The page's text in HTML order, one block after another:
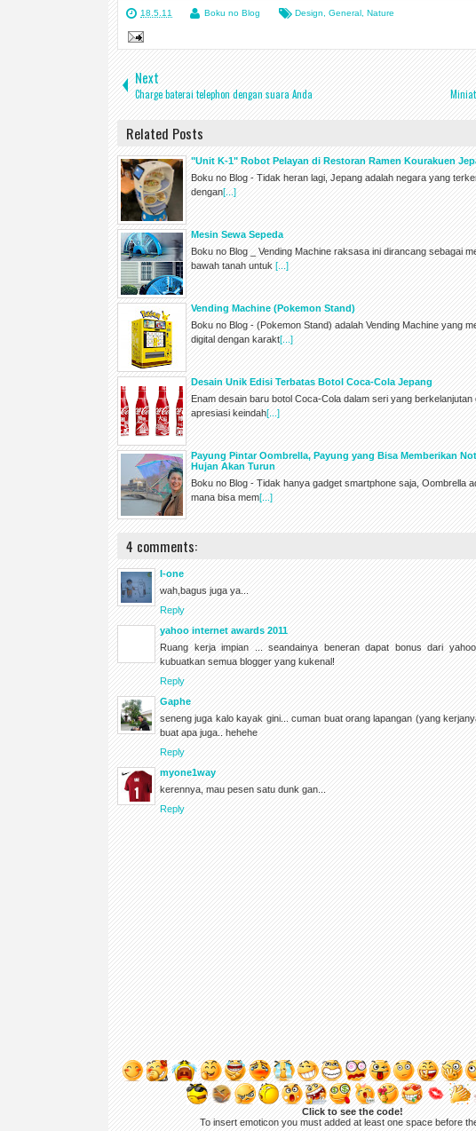
18.5.11 Boku no Blog Design General Nature
Next
Charge baterai telephon dengan suara Anda
Related Posts
"Unit K-1" Robot Pelayan di Restoran Ramen Kourakuen
Boku no Blog - Tidak heran lagi, Jepang adalah negara yang
dengan[...]
Mesin Sewa Sepeda
Boku no Blog _ Vending Machine raksasa ini dirancang sebagai
bawah tanah untuk[...]
Vending Machine (Pokemon Stand)
Boku no Blog - (Pokemon Stand) adalah Vending Machine yang
digital dengan karakt[...]
Desain Unik Edisi Terbatas Botol Coca-Cola Jepang
Enam desain baru botol Coca-Cola dalam seri yang
apresiasi keindah[...]
Payung Pintar Oombrella, Payung yang Bisa Memberikan
Hujan Akan Turun
Boku no Blog - Tidak hanya gadget smartphone saja, Oombrella
mana bisa mem[...]
4 comments:
I-one
wah,bagus juga ya...
Reply
yahoo internet awards 2011
Ruang kerja impian ... seandainya beneran dapat bonus dari
kubuatkan semua blogger yang kukenal!
Reply
Gaphe
seneng juga kalo kayak gini... cuman buat orang lapangan (yang
buat apa juga.. hehehe
Reply
myone1way
kerennya, mau pesen satu dunk gan...
Reply
Click to see the code!
To insert emoticon you must added at least one space before